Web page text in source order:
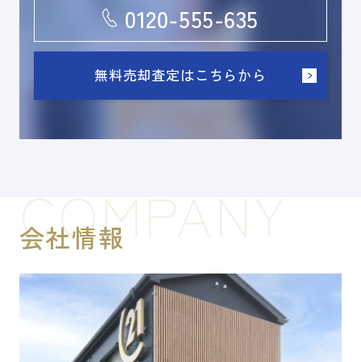
0120-555-635
無料売却査定はこちらから
会社情報
COMPANY